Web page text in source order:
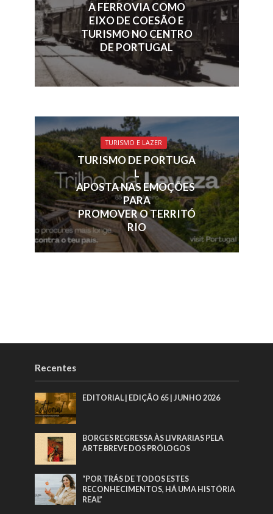
A FERROVIA COMO
EIXO DE COESÃO E
TURISMO NO CENTRO
DE PORTUGAL
TURISMO E LAZER
TURISMO DE PORTUGA
L
APOSTA NAS EMOÇÕES
PARA
PROMOVER O TERRITÓ
RIO
Recentes
EDITORIAL | EDIÇÃO 65 | JUNHO 2026
BORGES REGRESSA ÀS LIVRARIAS PELA
ARTE BREVE DOS PRÓLOGOS
“POR TRÁS DE TODOS ESTES
RECONHECIMENTOS, HÁ UMA HISTÓRIA
REAL”